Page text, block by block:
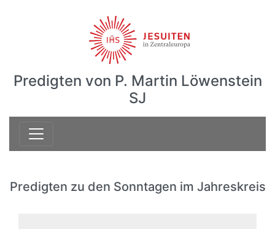
Predigten von P. Martin Löwenstein
SJ
Predigten zu den Sonntagen im Jahreskreis